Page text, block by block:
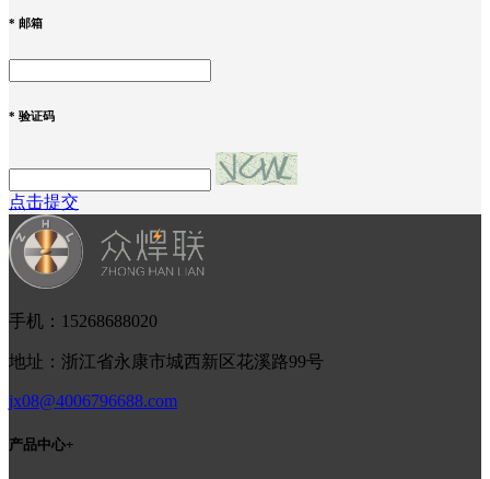
* 邮箱
* 验证码
点击提交
手机：15268688020
地址：浙江省永康市城西新区花溪路99号
jx08@4006796688.com
产品中心+